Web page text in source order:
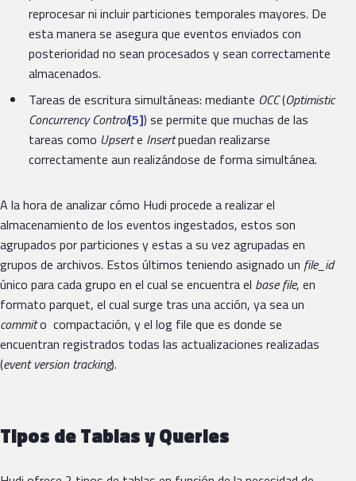
reprocesar ni incluir particiones temporales mayores. De
esta manera se asegura que eventos enviados con
posterioridad no sean procesados y sean correctamente
almacenados.
Tareas de escritura simultáneas: mediante OCC(Optimistic
Concurrency Control[5]) se permite que muchas de las
tareas como Upserte Insertpuedan realizarse
correctamente aun realizándose de forma simultánea.
A la hora de analizar cómo Hudi procede a realizar el
almacenamiento de los eventos ingestados, estos son
agrupados por particiones y estas a su vez agrupadas en
grupos de archivos. Estos últimos teniendo asignado un file_id
único para cada grupo en el cual se encuentra el base file, en
formato parquet, el cual surge tras una acción, ya sea un
commito compactación, y el log file que es donde se
encuentran registrados todas las actualizaciones realizadas
(event version tracking).
Tipos de Tablas y Queries